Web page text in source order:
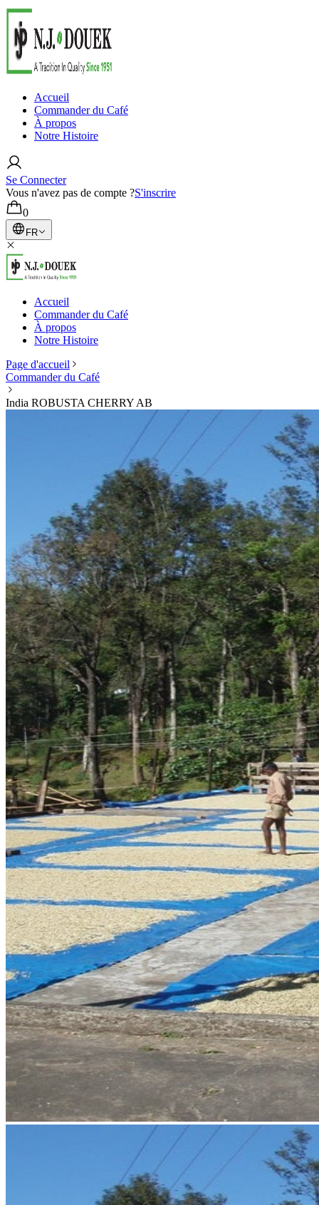
Accueil
Commander du Café
À propos
Notre Histoire
Se Connecter
Vous n'avez pas de compte ?S'inscrire
0
FR
Accueil
Commander du Café
À propos
Notre Histoire
Page d'accueil
Commander du Café
India ROBUSTA CHERRY AB